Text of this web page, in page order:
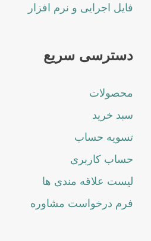
فایل اجرایی و نرم افزار
دسترسی سریع
محصولات
سبد خرید
تسویه حساب
حساب کاربری
لیست علاقه مندی ها
فرم درخواست مشاوره